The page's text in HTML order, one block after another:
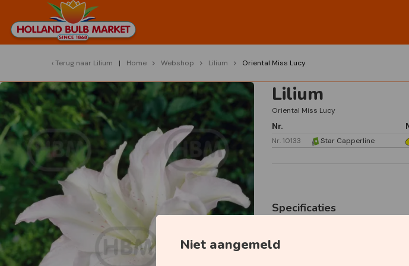
Niet aangemeld
Terug naar Lilium Home Webshop Lilium Oriental Miss Lucy
Lilium
Oriental Miss Lucy
Nr.
Nr. 10133 Star Capperline
Specificaties
Secundaire kleur